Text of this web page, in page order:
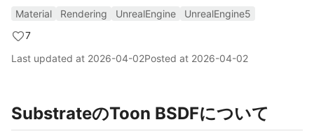
Material Rendering UnrealEngine
UnrealEngine5
7
Last updated at 2026-04-02Posted at 2026-04-02
SubstrateのToon BSDFについて